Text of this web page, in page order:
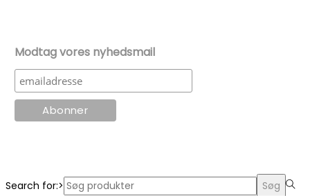
Modtag vores nyhedsmail
Search for:> Søg